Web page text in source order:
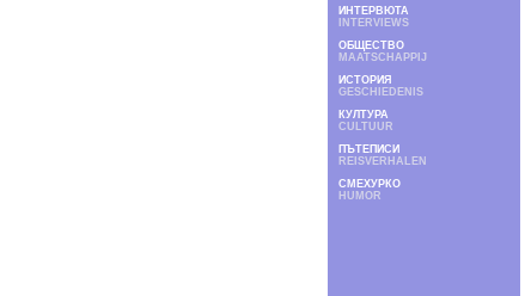
ИНТЕРВЮТА
INTERVIEWS
ОБЩЕСТВО
MAATSCHAPPIJ
ИСТОРИЯ
GESCHIEDENIS
КУЛТУРА
CULTUUR
ПЪТЕПИСИ
REISVERHALEN
СМЕХУРКО
HUMOR